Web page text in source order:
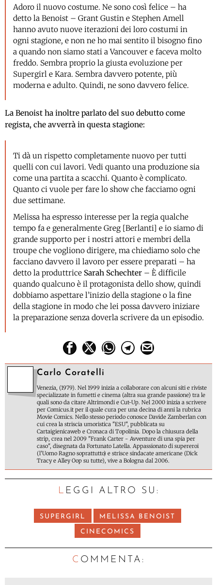
Adoro il nuovo costume. Ne sono così felice – ha
detto la Benoist – Grant Gustin e Stephen Amell
hanno avuto nuove iterazioni dei loro costumi in
ogni stagione, e non ne ho mai sentito il bisogno fino
a quando non siamo stati a Vancouver e faceva molto
freddo. Sembra proprio la giusta evoluzione per
Supergirl e Kara. Sembra davvero potente, più
moderna e adulto. Quindi, ne sono davvero felice.
La Benoist ha inoltre parlato del suo debutto come
regista, che avverrà in questa stagione:
Ti dà un rispetto completamente nuovo per tutti
quelli con cui lavori. Vedi quanto una produzione sia
come una partita a scacchi. Quanto è complicato.
Quanto ci vuole per fare lo show che facciamo ogni
due settimane.
Melissa ha espresso interesse per la regia qualche
tempo fa e generalmente Greg [Berlanti] e io siamo di
grande supporto per i nostri attori e membri della
troupe che vogliono dirigere, ma chiediamo solo che
facciano davvero il lavoro per essere preparati – ha
detto la produttrice Sarah Schechter – È difficile
quando qualcuno è il protagonista dello show, quindi
dobbiamo aspettare l’inizio della stagione o la fine
della stagione in modo che lei possa davvero iniziare
la preparazione senza doverla scrivere da un episodio.
Carlo Coratelli
Venezia, (1979). Nel 1999 inizia a collaborare con alcuni siti e riviste
specializzate in fumetti e cinema (altra sua grande passione) tra le
quali sono da citare Altrimondi e Cut-Up. Nel 2000 inizia a scrivere
per Comicus.it per il quale cura per una decina di anni la rubrica
Movie Comics. Nello stesso periodo conosce Davide Zamberlan con
cui crea la striscia umoristica "ESU", pubblicata su
Cartaigienicaweb e Cronaca di Topolinia. Dopo la chiusura della
strip, crea nel 2009 "Frank Carter - Avventure di una spia per
caso", disegnata da Fortunato Latella. Appassionato di supereroi
(l'Uomo Ragno soprattutto) e strisce sindacate americane (Dick
Tracy e Alley Oop su tutte), vive a Bologna dal 2006.
LEGGI ALTRO SU:
SUPERGIRL MELISSA BENOIST
CINECOMICS
C OMMENTA: